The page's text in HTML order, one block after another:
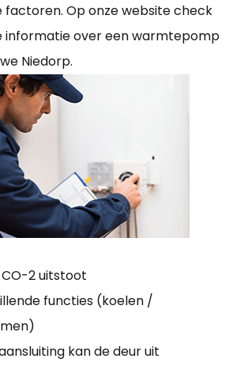
factoren. Op onze website check
informatie over een warmtepomp
Niedorp.
2 uitstoot
functies (koelen /
kan de deur uit